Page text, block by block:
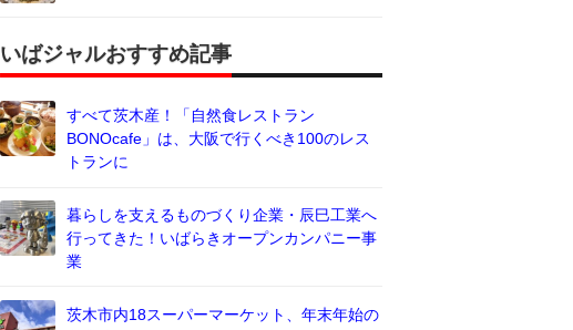
いばジャルおすすめ記事
すべて茨木産！「自然食レストラン
BONOcafe」は、大阪で行くべき100のレス
トランに
暮らしを支えるものづくり企業・辰巳工業へ
行ってきた！いばらきオープンカンパニー事
業
茨木市内18スーパーマーケット、年末年始の